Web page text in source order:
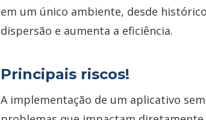
em um único ambiente, desde
dispersão e aumenta a eficiência.
Principais riscos!
A implementação de um aplicativo